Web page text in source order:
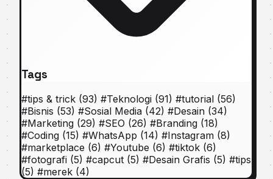
Tags
#tips & trick (93) #Teknologi (91) #tutorial (56)
#Bisnis (53) #Sosial Media (42) #Desain (34)
#Marketing (29) #SEO (26) #Branding (18)
#Coding (15) #WhatsApp (14) #Instagram (8)
#marketplace (6) #Youtube (6) #tiktok (6)
#fotografi (5) #capcut (5) #Desain Grafis (5) #tips
(5) #merek (4)